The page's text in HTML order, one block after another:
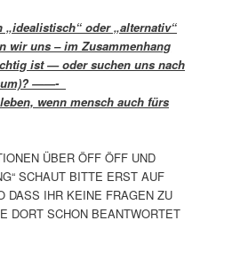
oder „alternativ“
wir uns – im Zusammenhang
ist — oder suchen uns nach
——-
wenn mensch auch fürs
ÜBER ÖFF ÖFF UND
SCHAUT BITTE ERST AUF
DASS IHR KEINE FRAGEN ZU
DORT SCHON BEANTWORTET